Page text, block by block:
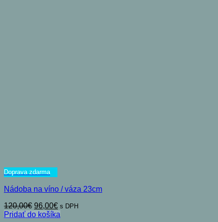
Doprava zdarma
Nádoba na víno / váza 23cm
120,00€ Pôvodná
cena
96,00€Aktuálna
cena
s DPH
Pridať do košíka